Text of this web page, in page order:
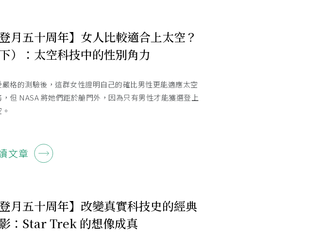
登月五十周年】女人比較適合上太空？
下）：太空科技中的性別角力
嚴格的測驗後，這群女性證明自己的確比男性更能適應太空
，但 NASA 將她們距於艙門外，因為只有男性才能獲選登上
文章
登月五十周年】改變真實科技史的經典
：Star Trek 的想像成真